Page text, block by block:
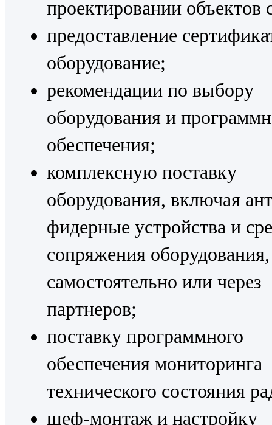
проектировании объектов
предоставление
оборудование;
рекомендации по выбору
оборудования и
обеспечения;
комплексную поставку
оборудования, включая
фидерные устройства и
сопряжения оборудования,
самостоятельно или через
партнеров;
поставку программного
обеспечения мониторинга
технического состояния
шеф-монтаж и настройку